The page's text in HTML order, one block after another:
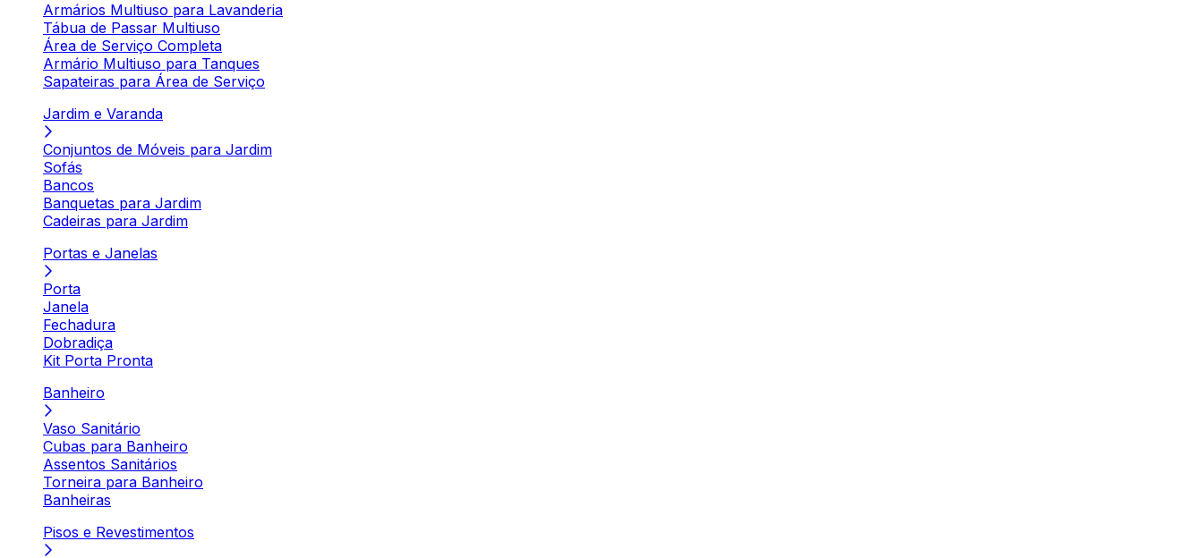
Armários Multiuso para Lavanderia
Tábua de Passar Multiuso
Área de Serviço Completa
Armário Multiuso para Tanques
Sapateiras para Área de Serviço
Jardim e Varanda
Conjuntos de Móveis para Jardim
Sofás
Bancos
Banquetas para Jardim
Cadeiras para Jardim
Portas e Janelas
Porta
Janela
Fechadura
Dobradiça
Kit Porta Pronta
Banheiro
Vaso Sanitário
Cubas para Banheiro
Assentos Sanitários
Torneira para Banheiro
Banheiras
Pisos e Revestimentos